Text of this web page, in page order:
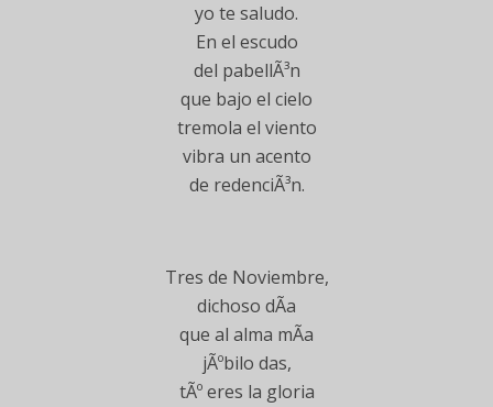
yo te saludo.
En el escudo
del pabellÃ³n
que bajo el cielo
tremola el viento
vibra un acento
de redenciÃ³n.
Tres de Noviembre,
dichoso dÃ­a
que al alma mÃ­a
jÃºbilo das,
tÃº eres la gloria